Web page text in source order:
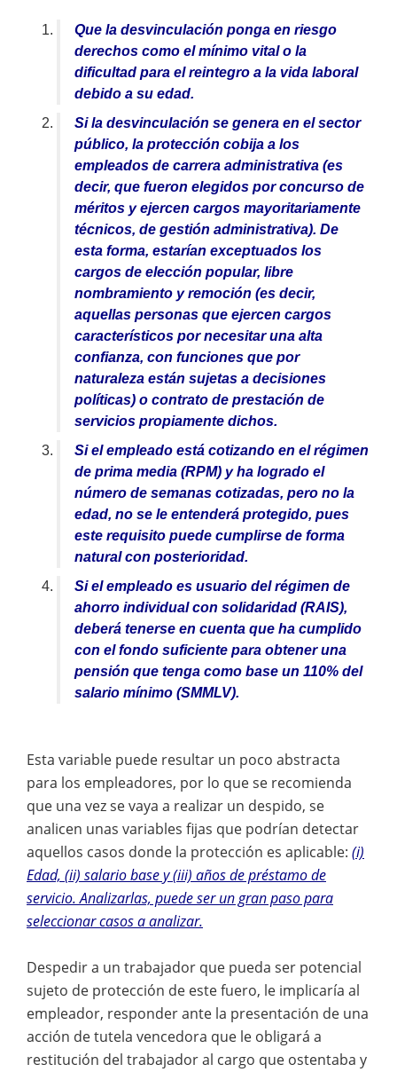
Que la desvinculación ponga en riesgo
derechos como el mínimo vital o la
dificultad para el reintegro a la vida laboral
debido a su edad.
Si la desvinculación se genera en el sector
público, la protección cobija a los
empleados de carrera administrativa (es
decir, que fueron elegidos por concurso de
méritos y ejercen cargos mayoritariamente
técnicos, de gestión administrativa). De
esta forma, estarían exceptuados los
cargos de elección popular, libre
nombramiento y remoción (es decir,
aquellas personas que ejercen cargos
característicos por necesitar una alta
confianza, con funciones que por
naturaleza están sujetas a decisiones
políticas) o contrato de prestación de
servicios propiamente dichos.
Si el empleado está cotizando en el régimen
de prima media (RPM) y ha logrado el
número de semanas cotizadas, pero no la
edad, no se le entenderá protegido, pues
este requisito puede cumplirse de forma
natural con posterioridad.
Si el empleado es usuario del régimen de
ahorro individual con solidaridad (RAIS),
deberá tenerse en cuenta que ha cumplido
con el fondo suficiente para obtener una
pensión que tenga como base un 110% del
salario mínimo (SMMLV).
Esta variable puede resultar un poco abstracta
para los empleadores, por lo que se recomienda
que una vez se vaya a realizar un despido, se
analicen unas variables fijas que podrían detectar
aquellos casos donde la protección es aplicable: (i)
Edad, (ii) salario base y (iii) años de préstamo de
servicio. Analizarlas, puede ser un gran paso para
seleccionar casos a analizar.
Despedir a un trabajador que pueda ser potencial
sujeto de protección de este fuero, le implicaría al
empleador, responder ante la presentación de una
acción de tutela vencedora que le obligará a
restitución del trabajador al cargo que ostentaba y